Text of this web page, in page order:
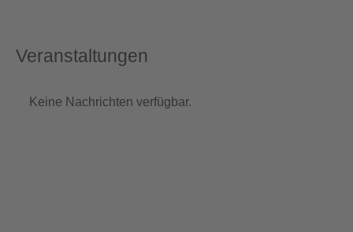
Veranstaltungen
Keine Nachrichten verfügbar.